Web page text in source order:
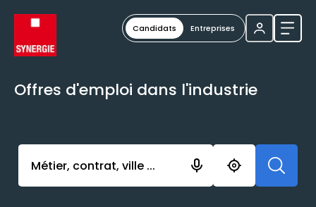
Candidats Entreprises
Offres d'emploi dans l'industrie
Activer l’élément pour lancer l’enregistrement.